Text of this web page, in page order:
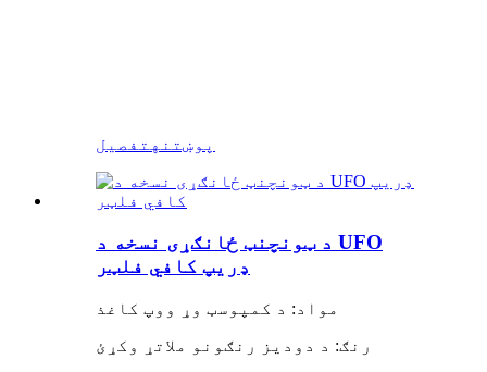
پوښتنه تفصیل
د ټونچنټ ځانګړی نسخه د UFO
ډریپ کافي فلټر
مواد: د کمپوسټ وړ ووپ کاغذ
رنګ: د دودیز رنګونو ملاتړ وکړئ